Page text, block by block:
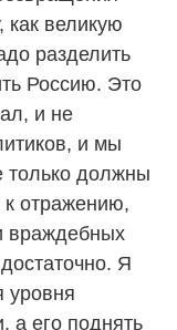
великую
разделить
Россию. Это
и не
и мы
только должны
к отражению,
враждебных
Я
уровня
а его поднять